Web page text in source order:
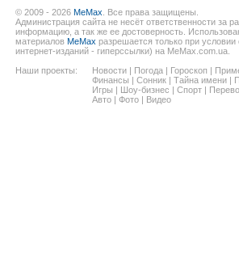
© 2009 - 2026 MeMax . Все права защищены.
Администрация сайта не несёт ответственности за
информацию, а так же ее достоверность.
материалов MeMax разрешается только при условии
интернет-изданий - гиперссылки) на MeMax.com.ua.
Наши проекты:
Новости | Погода | Гороскоп |
Финансы | Сонник | Тайна имени |
Игры | Шоу-бизнес | Спорт |
Авто | Фото | Видео